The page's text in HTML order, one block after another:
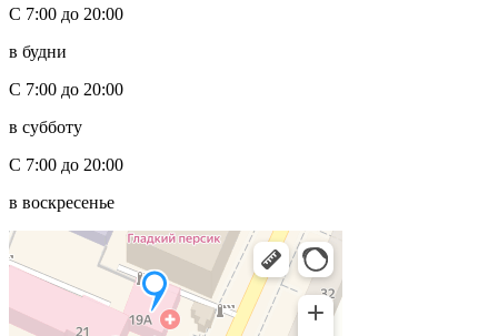
С 7:00 до 20:00
в будни
С 7:00 до 20:00
в субботу
С 7:00 до 20:00
в воскресенье